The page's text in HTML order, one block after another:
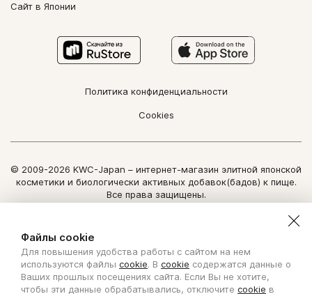
Сайт в Японии
Политика конфиденциальности
Cookies
© 2009-2026 KWC-Japan – интернет-магазин элитной японской
косметики и биологически активных добавок(бадов) к пище.
Все права защищены.
Copyright Nozomi Direct 2011. All rights reserved. The use of the
information is possible only by written permit from Nozomi Direct.
Файлы cookie
Для повышения удобства работы с сайтом на нем
используются файлы cookie. В cookie содержатся данные о
Ваших прошлых посещениях сайта. Если Вы не хотите,
чтобы эти данные обрабатывались, отключите cookie в